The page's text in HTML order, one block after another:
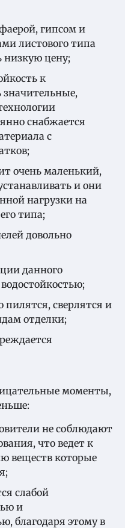
гипсом и
листового типа
низкую цену;
к
снабжается
с
очень маленький,
и они
нагрузки на
типа;
довольно
данного
пилятся, сверлятся и
отделки;
моменты,
не соблюдают
что ведет к
веществ которые
слабой
и
благодаря этому в